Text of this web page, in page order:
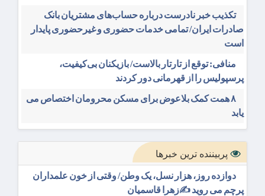
تکذیب خبر نادرست درباره حساب‌های مشتریان بانک
صادرات ایران/ تمامی خدمات حضوری و غیرحضوری پایدار
است
منافی: توقع از تارتار بالاست/ بازیکنان بی‌کیفیت،
پرسپولیس را از قهرمانی دور کردند
۸ همت کمک بلاعوض برای مسکن محرومان اختصاص می
یابد
پربیننده ترین خبرها
دوازده روز، هزار نسل، یک وطن/ وقتی از خون علمداران
پرچم می روید ✍️زهرا قاسمیان